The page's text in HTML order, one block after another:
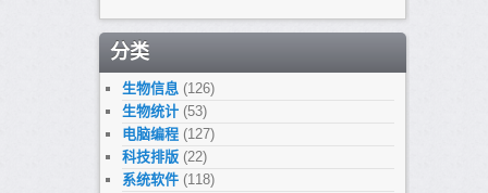
分类
生物信息(126)
生物统计(53)
电脑编程(127)
科技排版(22)
系统软件(118)